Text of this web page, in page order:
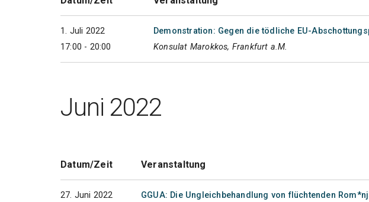
1. Juli 2022
17:00 - 20:00
Demonstration: Gegen die tödliche EU-
Konsulat Marokkos, Frankfurt a.M.
Juni 2022
Datum/Zeit Veranstaltung
27. Juni 2022
GGUA: Die Ungleichbehandlung von flüchtenden